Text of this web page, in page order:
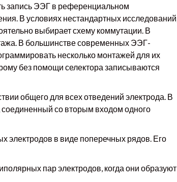
запись ЭЭГ в референциальном
В условиях нестандартных исследований,
выбирает схему коммутации. В
В большинстве современных ЭЭГ-
несколько монтажей для их
без помощи селектора записываются
общего для всех отведений электрода. В
со вторым входом одного
электродов в виде поперечных рядов. Его
пар электродов, когда они образуют